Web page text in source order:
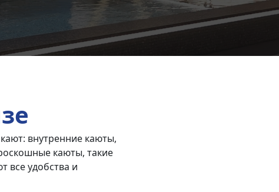
внутренние каюты,
каюты, такие
все удобства и